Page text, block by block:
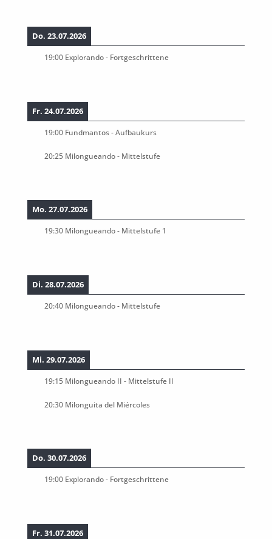
Do. 23.07.2026
19:00 Explorando - Fortgeschrittene
Fr. 24.07.2026
19:00 Fundmantos - Aufbaukurs
20:25 Milongueando - Mittelstufe
Mo. 27.07.2026
19:30 Milongueando - Mittelstufe 1
Di. 28.07.2026
20:40 Milongueando - Mittelstufe
Mi. 29.07.2026
19:15 Milongueando II - Mittelstufe II
20:30 Milonguita del Miércoles
Do. 30.07.2026
19:00 Explorando - Fortgeschrittene
Fr. 31.07.2026